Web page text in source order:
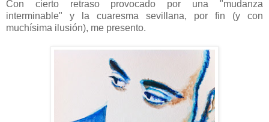
Con cierto retraso provocado por una "mudanza
interminable" y la cuaresma sevillana, por fin (y con
muchísima ilusión), me presento.